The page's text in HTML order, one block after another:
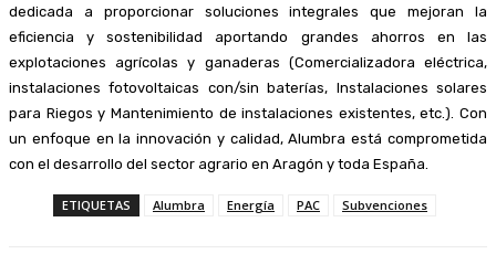
dedicada a proporcionar soluciones integrales que mejoran la
eficiencia y sostenibilidad aportando grandes ahorros en las
explotaciones agrícolas y ganaderas (Comercializadora eléctrica,
instalaciones fotovoltaicas con/sin baterías, Instalaciones solares
para Riegos y Mantenimiento de instalaciones existentes, etc.). Con
un enfoque en la innovación y calidad, Alumbra está comprometida
con el desarrollo del sector agrario en Aragón y toda España.
ETIQUETAS Alumbra Energía PAC Subvenciones